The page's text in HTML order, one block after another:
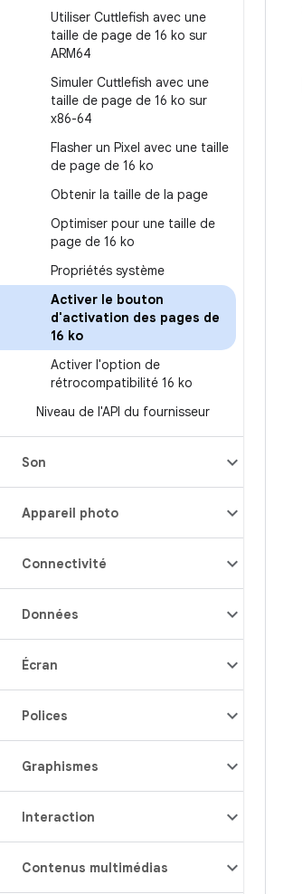
Utiliser Cuttlefish avec une
taille de page de 16 ko sur
ARM64
Simuler Cuttlefish avec une
taille de page de 16 ko sur
x86-64
Flasher un Pixel avec une taille
de page de 16 ko
Obtenir la taille de la page
Optimiser pour une taille de
page de 16 ko
Propriétés système
Activer le bouton
d'activation des pages de
16 ko
Activer l'option de
rétrocompatibilité 16 ko
Niveau de l'API du fournisseur
Son
Appareil photo
Connectivité
Données
Écran
Polices
Graphismes
Interaction
Contenus multimédias